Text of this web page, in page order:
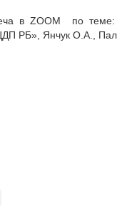
в ZOOM по
РБ», Янчук О.А.,